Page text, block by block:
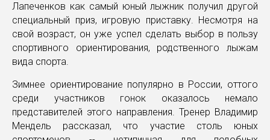
Лапеченков как самый юный лыжник получил другой
специальный приз, игровую приставку. Несмотря на
свой возраст, он уже успел сделать выбор в пользу
спортивного ориентирования, родственного лыжам
вида спорта.
Зимнее ориентирование популярно в России, оттого
среди участников гонок оказалось немало
представителей этого направления. Тренер Владимир
Мендель рассказал, что участие столь юных